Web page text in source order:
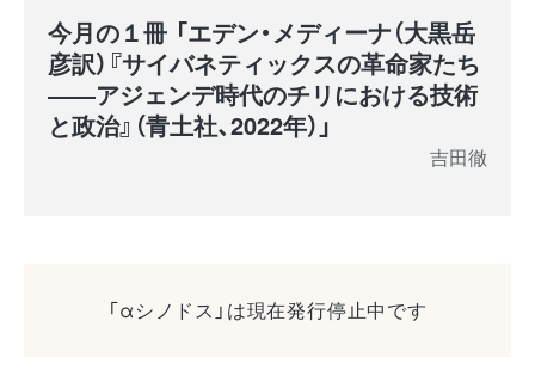
今月の１冊 「エデン・メディーナ（大黒岳
彦訳）『サイバネティックスの革命家たち
――アジェンデ時代のチリにおける技術
と政治』（青土社、2022年）」
吉田徹
「αシノドス」は現在発行停止中です